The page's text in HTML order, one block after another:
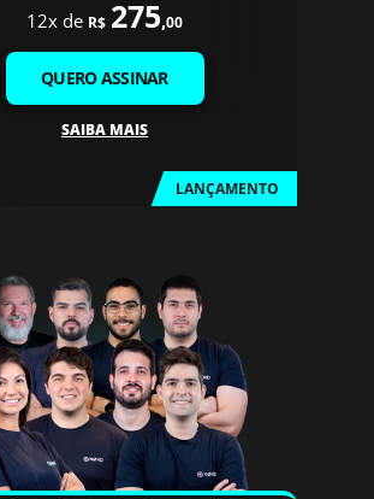
LANÇAMENTO
12x de R$ 275,00
QUERO ASSINAR
SAIBA MAIS